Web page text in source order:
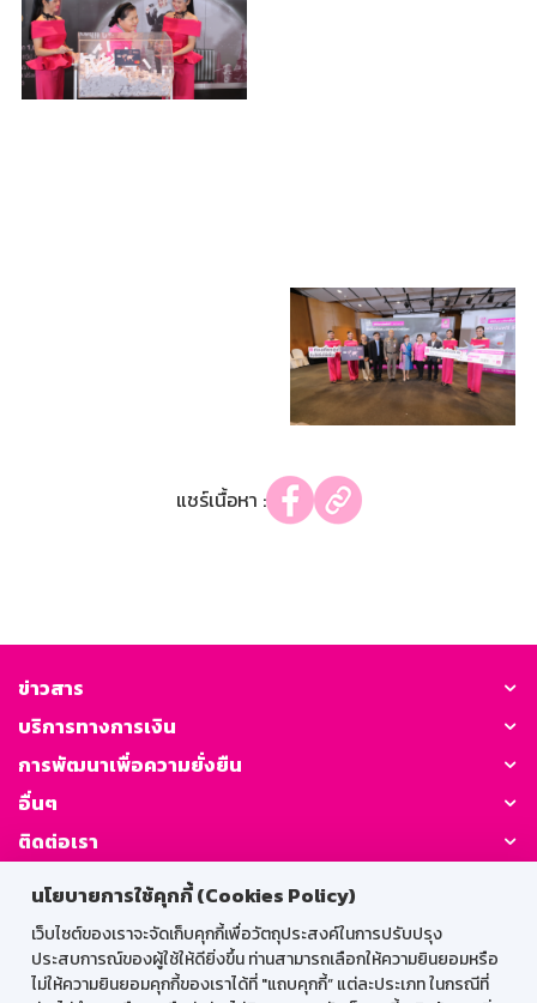
นโยบายการใช้คุกกี้ (Cookies Policy)
เว็บไซต์ของเราจะจัดเก็บคุกกี้เพื่อวัตถุประสงค์ในการปรับปรุง
ประสบการณ์ของผู้ใช้ให้ดียิ่งขึ้น ท่านสามารถเลือกให้ความยินยอมหรือ
ไม่ให้ความยินยอมคุกกี้ของเราได้ที่ "แถบคุกกี้” แต่ละประเภท ในกรณีที่
แชร์เนื้อหา :
ข่าวสาร
บริการทางการเงิน
การพัฒนาเพื่อความยั่งยืน
อื่นๆ
ติดต่อเรา
GSB Society: